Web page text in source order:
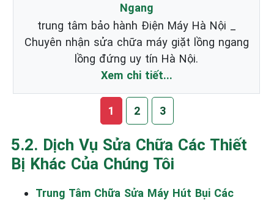
Ngang
trung tâm bảo hành Điện Máy Hà Nội _
Chuyên nhận sửa chữa máy giặt lồng ngang
lồng đứng uy tín Hà Nội.
Xem chi tiết...
1 2 3
5.2. Dịch Vụ Sửa Chữa Các Thiết
Bị Khác Của Chúng Tôi
Trung Tâm Chữa Sửa Máy Hút Bụi Các